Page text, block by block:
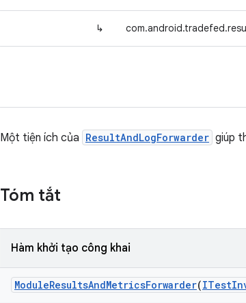
↳
Một tiện ích của ResultAndLogForwarder giúp
Tóm tắt
Hàm khởi tạo công khai
ModuleResultsAndMetricsForwarder(ITest